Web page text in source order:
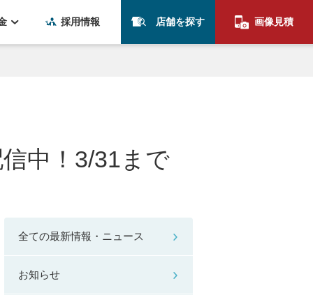
採用情報 店舗を探す 画像見積
中！3/31まで
全ての最新情報・ニュース
お知らせ